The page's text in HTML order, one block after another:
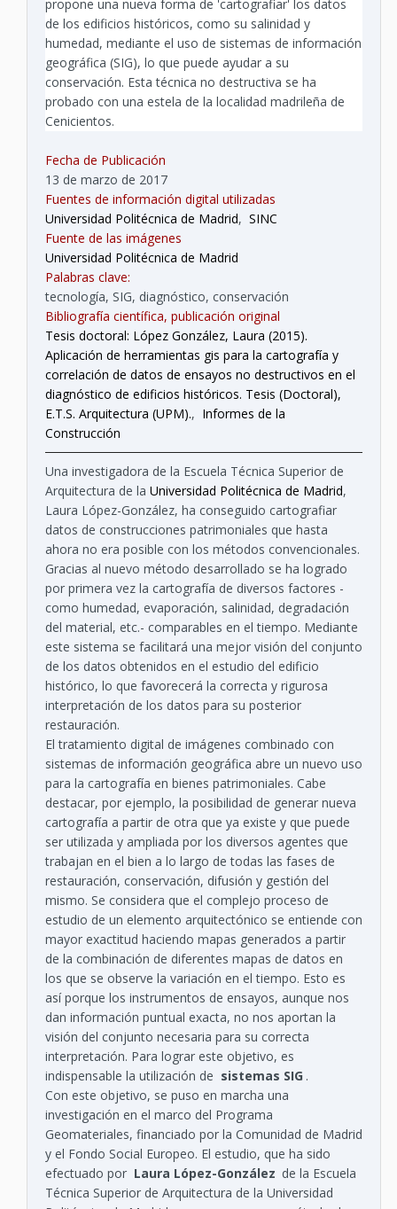
propone una nueva forma de 'cartografiar' los datos
de los edificios históricos, como su salinidad y
humedad, mediante el uso de sistemas de información
geográfica (SIG), lo que puede ayudar a su
conservación. Esta técnica no destructiva se ha
probado con una estela de la localidad madrileña de
Cenicientos.
Fecha de Publicación
13 de marzo de 2017
Fuentes de información digital utilizadas
Universidad Politécnica de Madrid, SINC
Fuente de las imágenes
Universidad Politécnica de Madrid
Palabras clave:
tecnología, SIG, diagnóstico, conservación
Bibliografía científica, publicación original
Tesis doctoral: López González, Laura (2015).
Aplicación de herramientas gis para la cartografía y
correlación de datos de ensayos no destructivos en el
diagnóstico de edificios históricos. Tesis (Doctoral),
E.T.S. Arquitectura (UPM)., Informes de la
Construcción
Una investigadora de la Escuela Técnica Superior de
Arquitectura de la Universidad Politécnica de Madrid,
Laura López-González, ha conseguido cartografiar
datos de construcciones patrimoniales que hasta
ahora no era posible con los métodos convencionales.
Gracias al nuevo método desarrollado se ha logrado
por primera vez la cartografía de diversos factores -
como humedad, evaporación, salinidad, degradación
del material, etc.- comparables en el tiempo. Mediante
este sistema se facilitará una mejor visión del conjunto
de los datos obtenidos en el estudio del edificio
histórico, lo que favorecerá la correcta y rigurosa
interpretación de los datos para su posterior
restauración.
El tratamiento digital de imágenes combinado con
sistemas de información geográfica abre un nuevo uso
para la cartografía en bienes patrimoniales. Cabe
destacar, por ejemplo, la posibilidad de generar nueva
cartografía a partir de otra que ya existe y que puede
ser utilizada y ampliada por los diversos agentes que
trabajan en el bien a lo largo de todas las fases de
restauración, conservación, difusión y gestión del
mismo. Se considera que el complejo proceso de
estudio de un elemento arquitectónico se entiende con
mayor exactitud haciendo mapas generados a partir
de la combinación de diferentes mapas de datos en
los que se observe la variación en el tiempo. Esto es
así porque los instrumentos de ensayos, aunque nos
dan información puntual exacta, no nos aportan la
visión del conjunto necesaria para su correcta
interpretación. Para lograr este objetivo, es
indispensable la utilización de sistemas SIG .
Con este objetivo, se puso en marcha una
investigación en el marco del Programa
Geomateriales, financiado por la Comunidad de Madrid
y el Fondo Social Europeo. El estudio, que ha sido
efectuado por Laura López-González de la Escuela
Técnica Superior de Arquitectura de la Universidad